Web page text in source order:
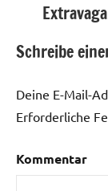
Schreibe
Deine E-Mail-
Erforderliche
Kommentar